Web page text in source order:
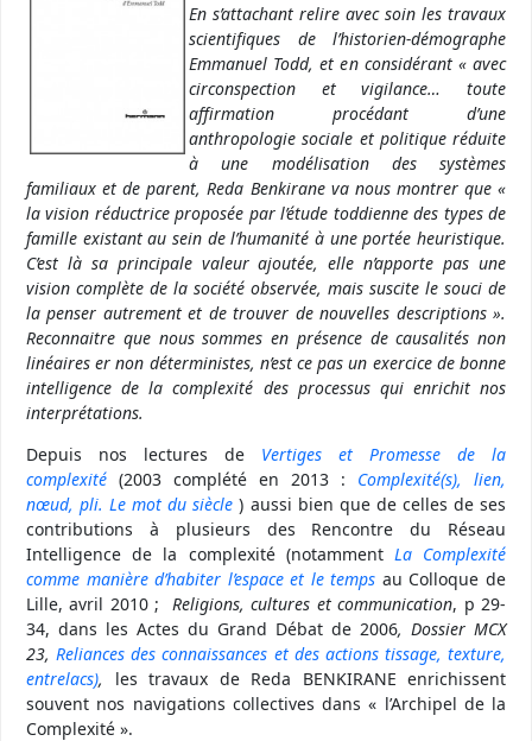
En s’attachant relire avec soin les travaux
scientifiques de l’historien-démographe
Emmanuel Todd, et en considérant « avec
circonspection et vigilance… toute
affirmation procédant d’une
anthropologie sociale et politique réduite
à une modélisation des systèmes
familiaux et de parent, Reda Benkirane va nous montrer que «
la vision réductrice proposée par l’étude toddienne des types de
famille existant au sein de l’humanité à une portée heuristique.
C’est là sa principale valeur ajoutée, elle n’apporte pas une
vision complète de la société observée, mais suscite le souci de
la penser autrement et de trouver de nouvelles descriptions ».
Reconnaitre que nous sommes en présence de causalités non
linéaires er non déterministes, n’est ce pas un exercice de bonne
intelligence de la complexité des processus qui enrichit nos
interprétations.
Depuis nos lectures de Vertiges et Promesse de la
complexité (2003 complété en 2013 : Complexité(s), lien,
nœud, pli. Le mot du siècle ) aussi bien que de celles de ses
contributions à plusieurs des Rencontre du Réseau
Intelligence de la complexité (notamment La Complexité
comme manière d’habiter l’espace et le temps au Colloque de
Lille, avril 2010 ; Religions, cultures et communication, p 29-
34, dans les Actes du Grand Débat de 2006, Dossier MCX
23,Reliances des connaissances et des actions tissage, texture,
entrelacs), les travaux de Reda BENKIRANE enrichissent
souvent nos navigations collectives dans « l’Archipel de la
Complexité ».